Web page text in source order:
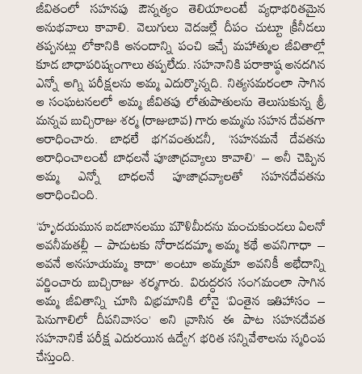
జీవితంలో సహనపు ఔన్నత్యం తెలియాలంటే వ్యధాభరితమైన
అనుభవాలు కావాలి. వెలుగులు వెదజల్లే దీపం చుట్టూ క్రీనీడలు
తప్పనట్లు లోకానికి ఆనందాన్ని పంచి ఇచ్చే మహాత్ముల జీవితాల్లో
కూడ బాధాపరిష్వంగాలు తప్పలేదు. సహనానికి పరాకాష్ఠ అనదగిన
ఎన్నో అగ్ని పరీక్షలను అమ్మ ఎదుర్కొన్నది. నిత్యసమరంలా సాగిన
ఆ సంఘటనలలో అమ్మ జీవితపు లోతుపాతులను తెలుసుకున్న శ్రీ
మన్నవ బుచ్చిరాజు శర్మ (రాజుబావ) గారు అమ్మను సహన దేవతగా
ఆరాధించారు. బాధలే భగవంతుడనీ, ‘సహనమనే దేవతను
ఆరాధించాలంటే బాధలనే పూజాద్రవ్యాలు కావాలి’ – అనీ చెప్పిన
అమ్మ ఎన్నో బాధలనే పూజాద్రవ్యాలతో సహనదేవతను
ఆరాధించింది.
‘హృదయమున బడబానలము మౌళిమీదను మంచుకుండలు ఏలనో
అవనీమతల్లీ – పాడుటకు నోరాడదమ్మా అమ్మ కథే అవనిగాధా –
అవనే అనసూయమ్మ కాదా’ అంటూ అమ్మకూ అవనికీ అభేదాన్ని
వర్ణించారు బుచ్చిరాజు శర్మగారు. విరుద్ధరస సంగమంలా సాగిన
అమ్మ జీవితాన్ని చూసి విభ్రమానికి లోనై ‘వింతైన ఇతిహాసం –
పెనుగాలిలో దీపనివాసం’ అని వ్రాసిన ఈ పాట సహనదేవత
సహనానికే పరీక్ష ఎదురయిన ఉద్వేగ భరిత సన్నివేశాలను స్మరింప
చేస్తుంది.